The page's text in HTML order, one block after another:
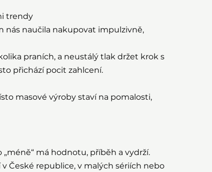
trendy
nás naučila nakupovat impulzivně,
praních, a neustálý tlak držet krok s
přichází pocit zahlcení.
masové výroby staví na pomalosti,
má hodnotu, příběh a vydrží.
v České republice, v malých sériích nebo